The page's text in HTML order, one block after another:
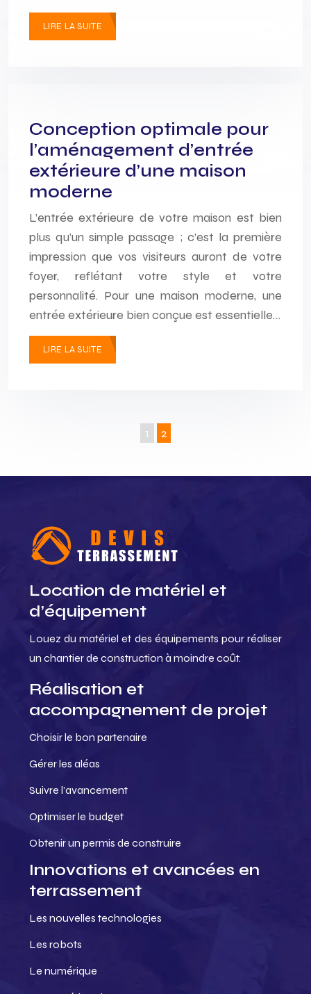
LIRE LA SUITE
Conception optimale pour
l’aménagement d’entrée
extérieure d’une maison
moderne
L’entrée extérieure de votre maison est bien
plus qu’un simple passage ; c’est la première
impression que vos visiteurs auront de votre
foyer, reflétant votre style et votre
personnalité. Pour une maison moderne, une
entrée extérieure bien conçue est essentielle…
LIRE LA SUITE
1 2
Location de matériel et
d’équipement
Louez du matériel et des équipements pour réaliser
un chantier de construction à moindre coût.
Réalisation et
accompagnement de projet
Choisir le bon partenaire
Gérer les aléas
Suivre l’avancement
Optimiser le budget
Obtenir un permis de construire
Innovations et avancées en
terrassement
Les nouvelles technologies
Les robots
Le numérique